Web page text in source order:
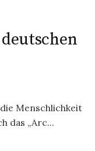
Menschlichkeit
das „Arc...